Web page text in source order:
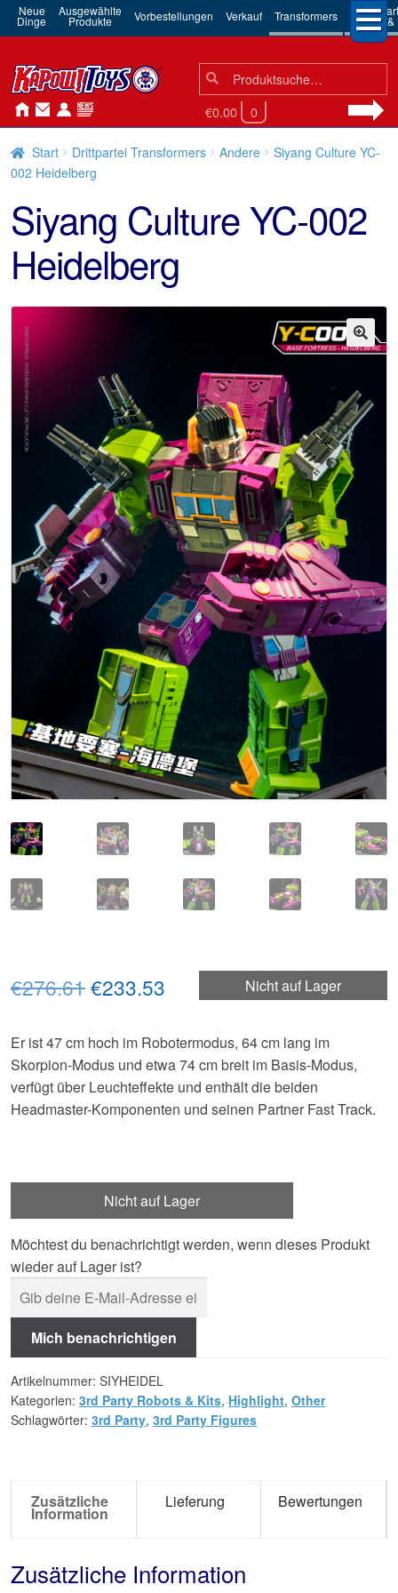
Neue
Dinge
Ausgewählte
Produkte Vorbestellungen Verkauf Transformers 3rd
Robots
Suchen
nach:
Suche
€0.00 0
Start Drittpartei Transformers Andere
Siyang Culture YC-
002 Heidelberg
Siyang Culture YC-002
Heidelberg
🔍
Nicht auf Lager
€276.61Ursprünglicher
war:
€276.61
€233.53
ist:
€233.53.
Er ist 47 cm hoch im Robotermodus, 64 cm lang im
Skorpion-Modus und etwa 74 cm breit im Basis-Modus,
verfügt über Leuchteffekte und enthält die beiden
Headmaster-Komponenten und seinen Partner Fast Track.
Nicht auf Lager
Möchtest du benachrichtigt werden, wenn dieses Produkt
wieder auf Lager ist?
Mich benachrichtigen
Artikelnummer: SIYHEIDEL
Kategorien: 3rd Party Robots & Kits, Highlight, Other
Schlagwörter: 3rd Party, 3rd Party Figures
Zusätzliche
Information
Lieferung Bewertungen
Zusätzliche Information